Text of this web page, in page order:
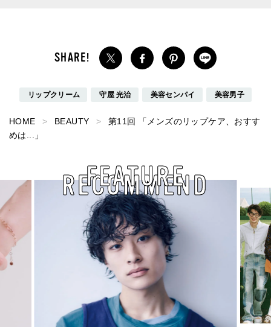
リップクリーム 守屋 光治 美容センパイ 美容男子
HOME BEAUTY
第11回 「メンズのリップケア、おすす
めは...」
RECOMMEND
FEATURE